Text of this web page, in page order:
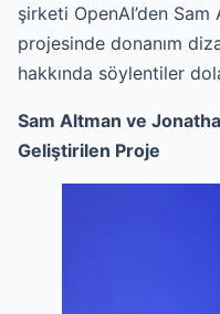
şirketi OpenAI’den
projesinde donanım
hakkında söylentiler
Sam Altman ve
Geliştirilen Proje